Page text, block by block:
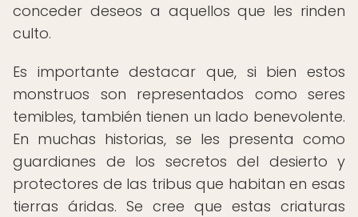
conceder deseos a aquellos que les rinden
culto.
Es importante destacar que, si bien estos
monstruos son representados como seres
temibles, también tienen un lado benevolente.
En muchas historias, se les presenta como
guardianes de los secretos del desierto y
protectores de las tribus que habitan en esas
tierras áridas. Se cree que estas criaturas